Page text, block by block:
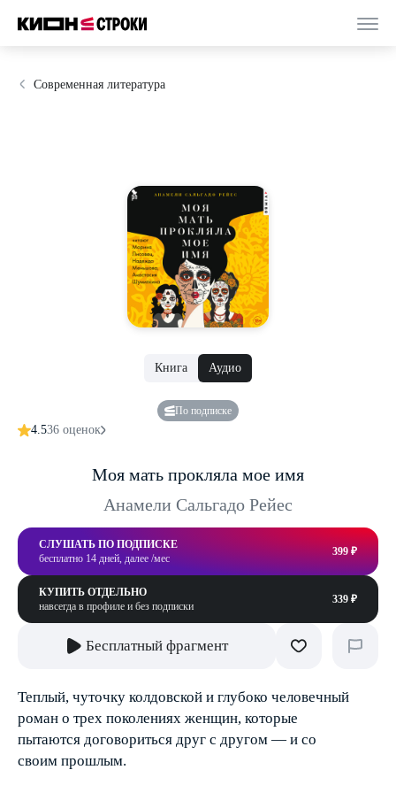
Современная литература
Книга Аудио
По подписке
4.536 оценок
Моя мать прокляла мое имя
Анамели Сальгадо Рейес
СЛУШАТЬ ПО ПОДПИСКЕ
бесплатно 14 дней, далее /мес
399 ₽
КУПИТЬ ОТДЕЛЬНО
навсегда в профиле и без подписки
339 ₽
Бесплатный фрагмент
Теплый, чуточку колдовской и глубоко человечный
роман о трех поколениях женщин, которые
пытаются договориться друг с другом — и со
своим прошлым.